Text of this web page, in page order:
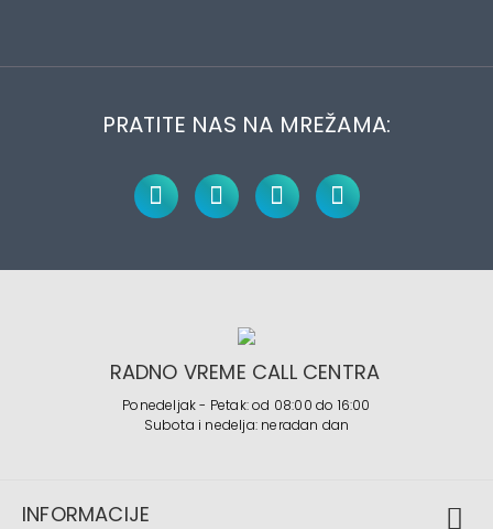
PRATITE NAS NA MREŽAMA:
RADNO VREME CALL CENTRA
Ponedeljak - Petak: od 08:00 do 16:00
Subota i nedelja: neradan dan
INFORMACIJE